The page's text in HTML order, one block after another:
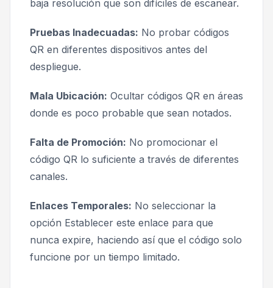
baja resolución que son difíciles de escanear.
Pruebas Inadecuadas: No probar códigos
QR en diferentes dispositivos antes del
despliegue.
Mala Ubicación: Ocultar códigos QR en áreas
donde es poco probable que sean notados.
Falta de Promoción: No promocionar el
código QR lo suficiente a través de diferentes
canales.
Enlaces Temporales: No seleccionar la
opción Establecer este enlace para que
nunca expire, haciendo así que el código solo
funcione por un tiempo limitado.